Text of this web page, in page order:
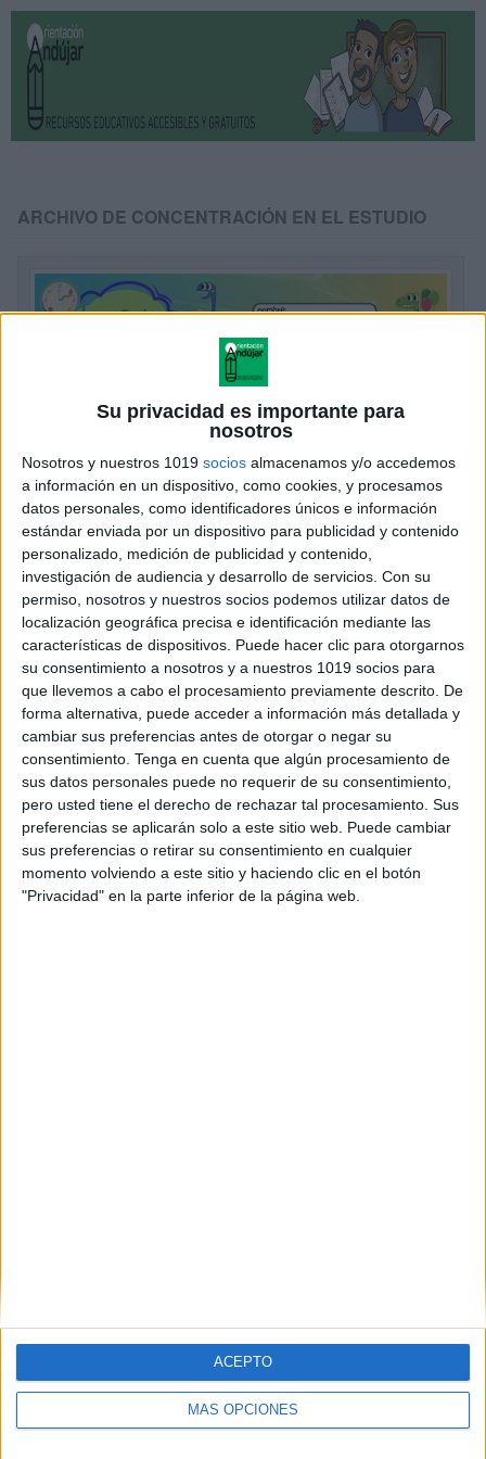
Su privacidad es importante para
nosotros
Nosotros y nuestros 1019 socios almacenamos y/o accedemos
a información en un dispositivo, como cookies, y procesamos
datos personales, como identificadores únicos e información
estándar enviada por un dispositivo para publicidad y contenido
personalizado, medición de publicidad y contenido,
investigación de audiencia y desarrollo de servicios. Con su
permiso, nosotros y nuestros socios podemos utilizar datos de
localización geográfica precisa e identificación mediante las
características de dispositivos. Puede hacer clic para otorgarnos
su consentimiento a nosotros y a nuestros 1019 socios para
que llevemos a cabo el procesamiento previamente descrito. De
forma alternativa, puede acceder a información más detallada y
cambiar sus preferencias antes de otorgar o negar su
consentimiento. Tenga en cuenta que algún procesamiento de
sus datos personales puede no requerir de su consentimiento,
pero usted tiene el derecho de rechazar tal procesamiento. Sus
preferencias se aplicarán solo a este sitio web. Puede cambiar
sus preferencias o retirar su consentimiento en cualquier
momento volviendo a este sitio y haciendo clic en el botón
"Privacidad" en la parte inferior de la página web.
MÁS OPCIONES
ACEPTO
ARCHIVO DE CONCENTRACIÓN EN EL ESTUDIO
HORARIO DE ESTUDIO DINOSAURIOS
PARA TUS ALUMNOS CURSO 2023-2024
Publicado el 12 agosto, 2023
HORARIO DE ESTUDIO DINOSAURIOS PARA TUS
ALUMNOS La planificación efectiva de los estudios es
esencial para el éxito académico. ¿Qué tal si
combinamos la organización con la diversión?
Presentamos el […]
SEGUIR LEYENDO
email